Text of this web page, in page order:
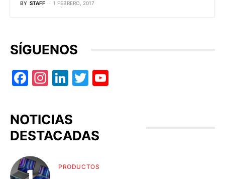
BY STAFF 1 FEBRERO, 2017
SÍGUENOS
Facebook
Instagram
LinkedIn
Twitter
NOTICIAS
DESTACADAS
PRODUCTOS